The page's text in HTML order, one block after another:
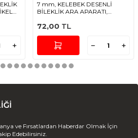
7 mm, KELEBEK DESENLİ
BİLEKLİK ARA APARATI,
72,00 TL
ve Fırsatlardan Haberdar Olmak İçin
Edebilirsiniz.